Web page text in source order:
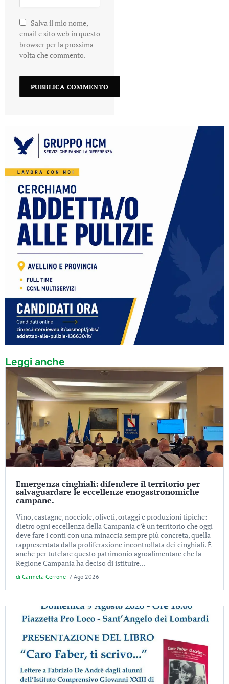
Salva il mio nome,
email e sito web in questo
browser per la prossima
volta che commento.
Leggi anche
Emergenza cinghiali: difendere il territorio per
salvaguardare le eccellenze enogastronomiche
campane.
Vino, castagne, nocciole, oliveti, ortaggi e produzioni tipiche:
dietro ogni eccellenza della Campania c’è un territorio che oggi
deve fare i conti con una minaccia sempre più concreta, quella
rappresentata dalla proliferazione incontrollata dei cinghiali. È
anche per tutelare questo patrimonio agroalimentare che la
Regione Campania ha deciso di istituire...
di Carmela Cerrone-7 Ago 2026